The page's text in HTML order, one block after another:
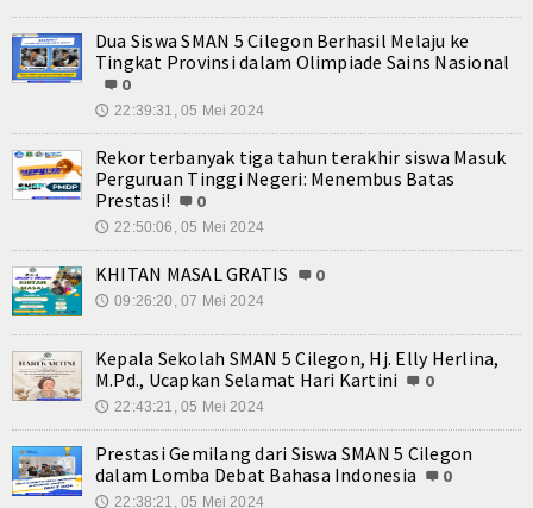
Dua Siswa SMAN 5 Cilegon Berhasil Melaju ke
Tingkat Provinsi dalam Olimpiade Sains Nasional
0
🕔 22:39:31, 05 Mei 2024
Rekor terbanyak tiga tahun terakhir siswa Masuk
Perguruan Tinggi Negeri: Menembus Batas
Prestasi!
0
🕔 22:50:06, 05 Mei 2024
KHITAN MASAL GRATIS 0
🕔 09:26:20, 07 Mei 2024
Kepala Sekolah SMAN 5 Cilegon, Hj. Elly Herlina,
M.Pd., Ucapkan Selamat Hari Kartini
0
🕔 22:43:21, 05 Mei 2024
Prestasi Gemilang dari Siswa SMAN 5 Cilegon
dalam Lomba Debat Bahasa Indonesia
0
🕔 22:38:21, 05 Mei 2024